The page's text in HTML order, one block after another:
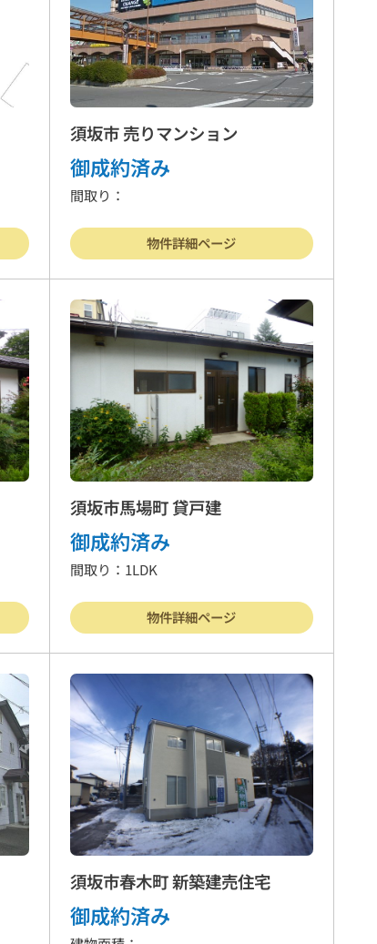
須坂市 売りマンション
御成約済み
間取り：
物件詳細ページ
須坂市馬場町 貸戸建
御成約済み
間取り：1LDK
物件詳細ページ
須坂市春木町 新築建売住宅
御成約済み
賃貸物件
お問合わせ